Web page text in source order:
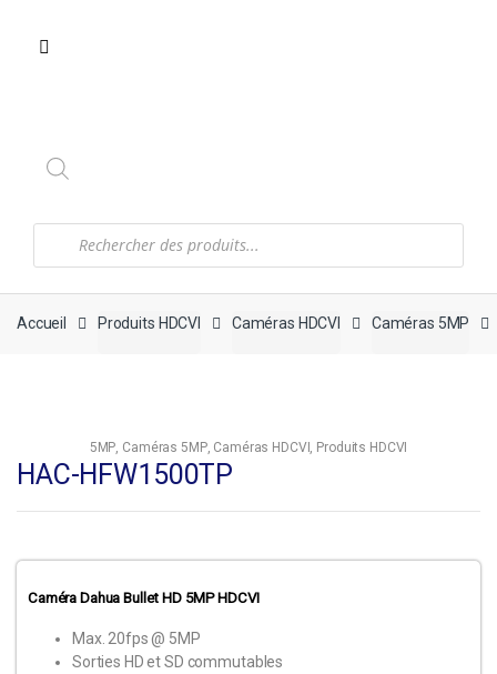
produits
Accueil Produits HDCVI Caméras HDCVI Caméras 5MP
5MP, Caméras 5MP, Caméras HDCVI, Produits HDCVI
HAC-HFW1500TP
Caméra Dahua Bullet HD 5MP HDCVI
Max. 20fps @ 5MP
Sorties HD et SD commutables